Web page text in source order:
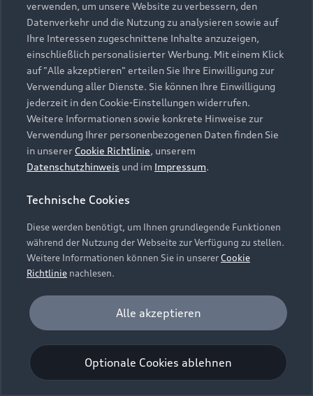
Plug-in-Hybride
Gebrauchtwagen
Finanzierung
Aktionen & Angebote
Geschäftskunden
Saisonale Angebote
Audi Services
Garantie
Audi digital services
myAudi
Support
Kundenservice
Händlersuche
Audi Code
Häufige Fragen (FAQ)
Audi Online Beratung
Bordbuch & Bedienungsanleitungen
Verträge kündigen
Vertrag widerrufen
Über Audi
Unternehmen
Karriere
Investor Relations
Presse & Media Center
Datenschutz
Audi erleben
Newsletter
© 2026 AUDI AG. Alle Rechte vorbehalten
Datenschutzinformation
Cookie-Richtlinie
Barrierefreiheit
Digital Services Act
EU Data Act
Embleme am Fahrzeug bei allen Abbildungen auf dieser
Webseite kann abweichen.
verwenden, um unsere Website zu verbessern, den
Datenverkehr und die Nutzung zu analysieren sowie auf
Ihre Interessen zugeschnittene Inhalte anzuzeigen,
einschließlich personalisierter Werbung. Mit einem Klick
auf "Alle akzeptieren" erteilen Sie Ihre Einwilligung zur
Verwendung aller Dienste. Sie können Ihre Einwilligung
jederzeit in den Cookie-Einstellungen widerrufen.
Weitere Informationen sowie konkrete Hinweise zur
Verwendung Ihrer personenbezogenen Daten finden Sie
in unserer Cookie Richtlinie, unserem
Datenschutzhinweis und im Impressum.
Technische Cookies
Diese werden benötigt, um Ihnen grundlegende Funktionen
während der Nutzung der Webseite zur Verfügung zu stellen.
Weitere Informationen können Sie in unsererCookie
Richtlinie nachlesen.
Analyse und Statistik
Performance Cookies sammeln Informationen
darüber, wie unsere Webseite genutzt wird (z. B.
Anzahl der Besuche, Verweildauer). Diese Cookies
werden zur Optimierung der Webseite verwendet.
Optionale Cookies ablehnen
Alle akzeptieren